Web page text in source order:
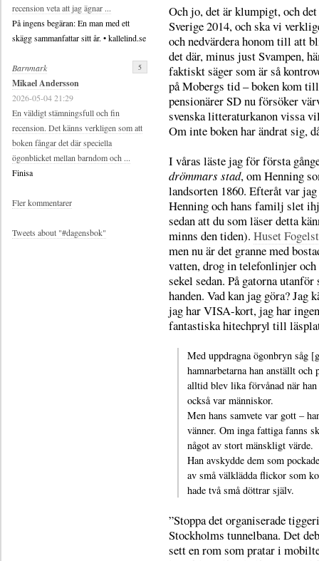
Och jo, det är klumpigt, och
Sverige 2014, och ska vi
och nedvärdera honom till att
det där, minus just Svampen,
faktiskt säger som är så
på Mobergs tid – boken kom
pensionärer SD nu försöker
svenska litteraturkanon vissa
Om inte boken har ändrat sig,
I våras läste jag för första
drömmars stad, om Henning
landsorten 1860. Efteråt var
Henning och hans familj slet
sedan att du som läser detta
minns den tiden). Huset
men nu är det granne med
vatten, drog in telefonlinjer
sekel sedan. På gatorna
handen. Vad kan jag göra? Jag
jag har VISA-kort, jag har
fantastiska hitechpryl till
Med uppdragna ögonbryn såg
hamnarbetarna han anställt och
alltid blev lika förvånad när
också var människor.
Men hans samvete var gott –
vänner. Om inga fattiga fanns
något av stort mänskligt värde.
Han avskydde dem som
av små välklädda flickor som
hade två små döttrar själv.
”Stoppa det organiserade
Stockholms tunnelbana. Det
sett en rom som pratar i
recension veta att jag ägnar ...
På ingens begäran: En man med ett
skägg sammanfattar sitt år. • kallelind.se
Barnmark
Mikael Andersson
2026-05-04 21:29
En väldigt stämningsfull och fin
recension. Det känns verkligen som att
boken fångar det där speciella
ögonblicket mellan barndom och ...
Finisa
5
Fler kommentarer
Tweets about "#dagensbok"